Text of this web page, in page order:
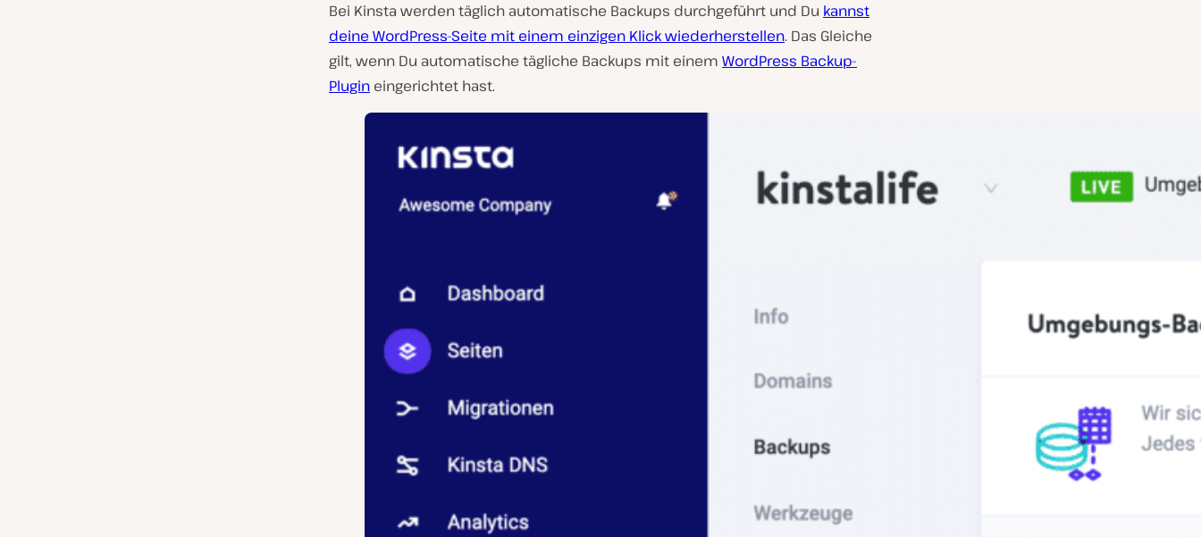
Bei Kinsta werden täglich automatische Backups durchgeführt und Du kannst
deine WordPress-Seite mit einem einzigen Klick wiederherstellen. Das Gleiche
gilt, wenn Du automatische tägliche Backups mit einem WordPress Backup-
Plugin eingerichtet hast.